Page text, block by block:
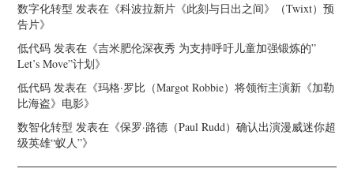
数字化转型 发表在《科波拉新片《此刻与日出之间》（Twixt）预
告片》
低代码 发表在《吉米肥伦深夜秀 为支持呼吁儿童加强锻炼的”
Let’s Move”计划》
低代码 发表在《玛格·罗比（Margot Robbie）将领衔主演新《加勒
比海盗》电影》
数智化转型 发表在《保罗·路德（Paul Rudd）确认出演漫威迷你超
级英雄“蚁人”》